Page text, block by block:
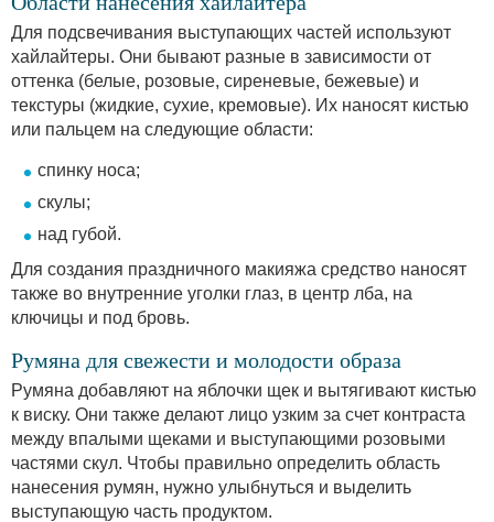
Для подсвечивания выступающих частей используют
хайлайтеры. Они бывают разные в зависимости от
оттенка (белые, розовые, сиреневые, бежевые) и
текстуры (жидкие, сухие, кремовые). Их наносят кистью
или пальцем на следующие области:
спинку носа;
скулы;
над губой.
Для создания праздничного макияжа средство наносят
также во внутренние уголки глаз, в центр лба, на
ключицы и под бровь.
Румяна для свежести и молодости образа
Румяна добавляют на яблочки щек и вытягивают кистью
к виску. Они также делают лицо узким за счет контраста
между впалыми щеками и выступающими розовыми
частями скул. Чтобы правильно определить область
нанесения румян, нужно улыбнуться и выделить
выступающую часть продуктом.